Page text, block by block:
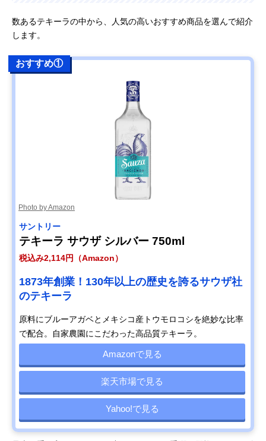
数あるテキーラの中から、人気の高いおすすめ商品を選んで紹介
します。
おすすめ①
Photo by Amazon
サントリー
テキーラ サウザ シルバー 750ml
税込み2,114円（Amazon）
1873年創業！130年以上の歴史を誇るサウザ社
のテキーラ
原料にブルーアガベとメキシコ産トウモロコシを絶妙な比率
で配合。自家農園にこだわった高品質テキーラ。
Amazonで見る
楽天市場で見る
Yahoo!で見る